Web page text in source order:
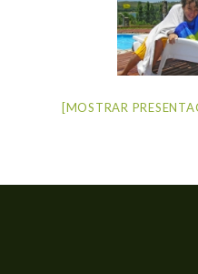
[MOSTRAR